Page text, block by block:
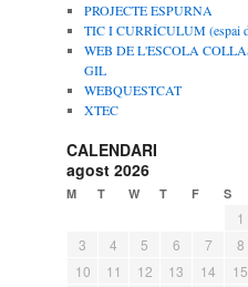
PROJECTE ESPURNA
TIC I CURRÍCULUM (espai
WEB DE L'ESCOLA
GIL
WEBQUESTCAT
XTEC
CALENDARI
agost 2026
M T W T F S
1
3
4 5 6 7 8
10
11 12 13 14 15